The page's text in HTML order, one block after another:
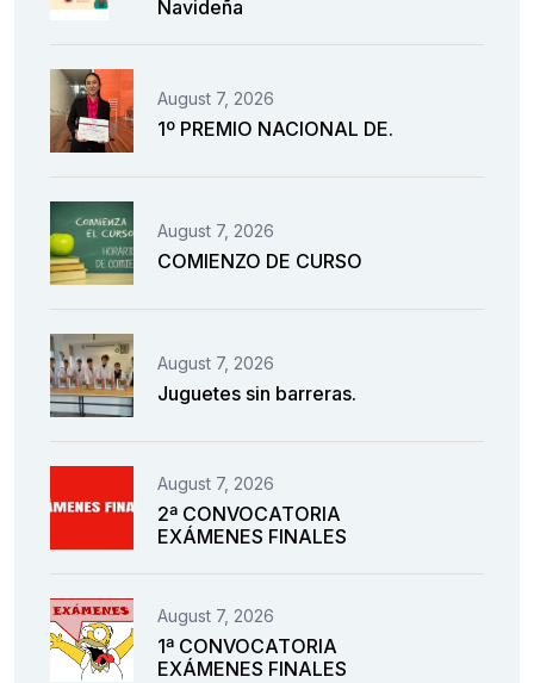
Navideña
August 7, 2026
1º PREMIO NACIONAL DE.
August 7, 2026
COMIENZO DE CURSO
August 7, 2026
Juguetes sin barreras.
August 7, 2026
2ª CONVOCATORIA
EXÁMENES FINALES
August 7, 2026
1ª CONVOCATORIA
EXÁMENES FINALES